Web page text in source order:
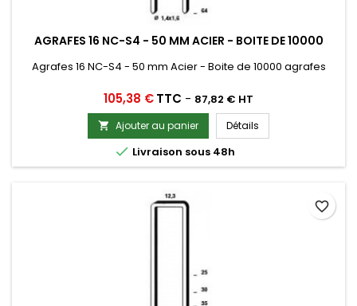
AGRAFES 16 NC-S4 - 50 MM ACIER - BOITE DE 10000
Agrafes 16 NC-S4 - 50 mm Acier - Boite de 10000 agrafes
Prix
105,38 €TTC - 87,82 € HT
 Ajouter au panier Détails
 Livraison sous 48h
favorite_border